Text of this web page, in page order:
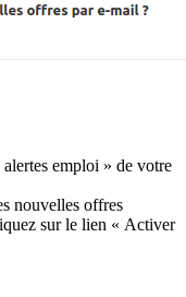
emploi » de votre
nouvelles offres
sur le lien « Activer